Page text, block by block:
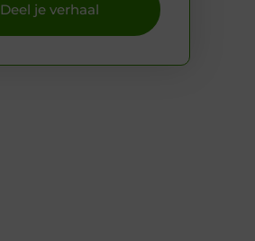
Deel je verhaal